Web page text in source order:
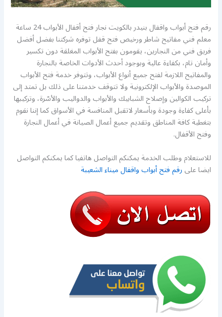
رقم فتح أبواب واقفال بنيدر بالكويت نجار فتح أقفال الأبواب 24 ساعة
معلم فني مفاتيح شاطر ورخيص فتح قفل توفره شركتنا بفضل أفضل
فريق فني من النجارين، يقومون بفتح الأبواب المغلقة دون تكسير
وأمان تام، بكفاءة عالية وبوجود أحدث الأدوات الخاصة بالنجارة
والمفاتيح اللازمة لفتح جميع أنواع الأبواب، وتتوفر خدمة فتح الأبواب
الموصدة والأبواب الإلكترونية ولا تتوقف خدمتنا على ذلك بل تمتد إلى
تركيب الكوالين وإصلاح الشبابيك والأبواب والدواليب والأسّرة، وتركيبها
بأعلى كفاءة وجودة وبأسعار لاتقبل المنافسة في الأسواق كما إننا نقوم
بتغطية كافة المناطق وتقديم جميع أعمال الصيانة في أعمال النجارة
وفتح الأقفال.
للاستعلام وطلب الخدمة يمكنكم التواصل هاتفيا كما يمكنكم التواصل
ايضا علىرقم فتح أبواب واقفال ميناء الشعيبة